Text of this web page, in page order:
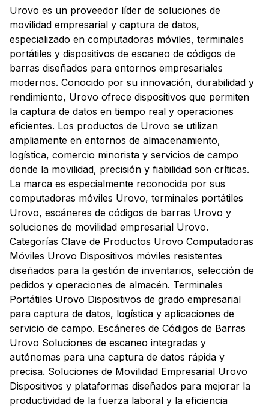
Urovo es un proveedor líder de soluciones de
movilidad empresarial y captura de datos,
especializado en computadoras móviles, terminales
portátiles y dispositivos de escaneo de códigos de
barras diseñados para entornos empresariales
modernos. Conocido por su innovación, durabilidad y
rendimiento, Urovo ofrece dispositivos que permiten
la captura de datos en tiempo real y operaciones
eficientes. Los productos de Urovo se utilizan
ampliamente en entornos de almacenamiento,
logística, comercio minorista y servicios de campo
donde la movilidad, precisión y fiabilidad son críticas.
La marca es especialmente reconocida por sus
computadoras móviles Urovo, terminales portátiles
Urovo, escáneres de códigos de barras Urovo y
soluciones de movilidad empresarial Urovo.
Categorías Clave de Productos Urovo Computadoras
Móviles Urovo Dispositivos móviles resistentes
diseñados para la gestión de inventarios, selección de
pedidos y operaciones de almacén. Terminales
Portátiles Urovo Dispositivos de grado empresarial
para captura de datos, logística y aplicaciones de
servicio de campo. Escáneres de Códigos de Barras
Urovo Soluciones de escaneo integradas y
autónomas para una captura de datos rápida y
precisa. Soluciones de Movilidad Empresarial Urovo
Dispositivos y plataformas diseñados para mejorar la
productividad de la fuerza laboral y la eficiencia